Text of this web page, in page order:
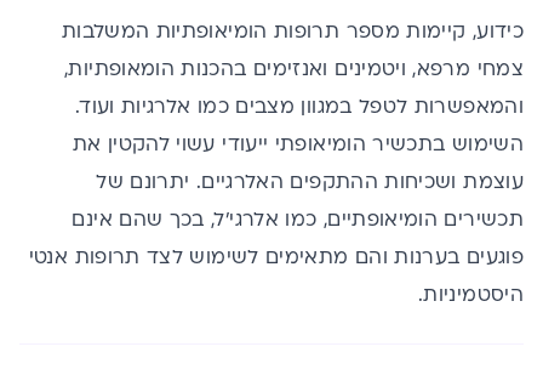
כידוע, קיימות מספר תרופות הומיאופתיות המשלבות
צמחי מרפא, ויטמינים ואנזימים בהכנות הומאופתיות,
והמאפשרות לטפל במגוון מצבים כמו אלרגיות ועוד.
השימוש בתכשיר הומיאופתי ייעודי עשוי להקטין את
עוצמת ושכיחות ההתקפים האלרגיים. יתרונם של
תכשירים הומיאופתיים, כמו אלרגי'ל, בכך שהם אינם
פוגעים בערנות והם מתאימים לשימוש לצד תרופות אנטי
היסטמיניות.